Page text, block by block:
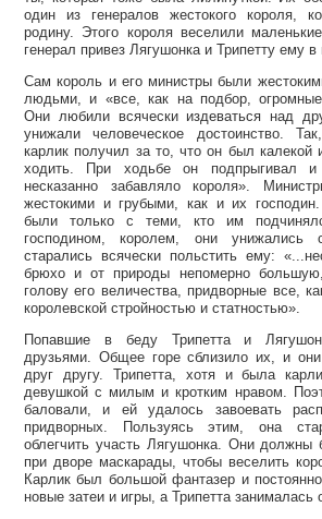
один из генералов жестокого короля,
родину. Этого короля веселили
генерал привез Лягушонка и Трипетту ему в
Сам король и его министры были
людьми, и «все, как на подбор,
Они любили всячески издеваться над
унижали человеческое достоинство.
карлик получил за то, что он был
ходить. При ходьбе он подпрыгивал
несказанно забавляло короля».
жестокими и грубыми, как и их
были только с теми, кто им
господином, королем, они унижались
старались всячески польстить ему:
брюхо и от природы непомерно
голову его величества, придворные все,
королевской стройностью и статностью».
Попавшие в беду Трипетта и
друзьями. Общее горе сблизило их, и они
друг другу. Трипетта, хотя и была
девушкой с милым и кротким нравом.
баловали, и ей удалось завоевать
придворных. Пользуясь этим, она
облегчить участь Лягушонка. Они должны
при дворе маскарады, чтобы веселить
Карлик был большой фантазер и
новые затеи и игры, а Трипетта